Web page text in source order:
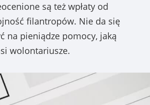
są też wpłaty od
filantropów. Nie da się
na pieniądze pomocy, jaką
wolontariusze.